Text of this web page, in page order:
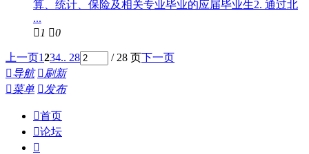
算、统计、保险及相关专业毕业的应届毕业生2. 通过北
...
 1 0
上一页1234.. 28 / 28 页下一页
导航 刷新
菜单 发布
首页
论坛
